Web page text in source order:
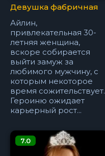
Девушка фабричная
Айлин,
привлекательная 30-
летняя женщина,
вскоре собирается
выйти замуж за
любимого мужчину, с
которым некоторое
время сожительствует.
Героиню ожидает
карьерный рост...
7.0